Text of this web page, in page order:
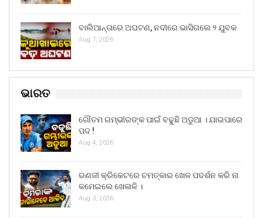
ବାଲିଆନ୍ତାରେ ଅଘଟଣ, ନଦୀରେ ଭାସିଗଲେ ୨ ଯୁବକ
Aug 7, 2026
ଭାରତ
ଗୌତମ ଗମ୍ଭୀରଙ୍କ ପାଇଁ ବଢୁଛି ଅଡୁଆ । ଯାଇପାରେ
ପଦ !
Aug 4, 2026
ରଣଜୀ କ୍ରିକେଟରେ ଚମତ୍କାର ଖେଳ ପଦର୍ଶନ କରି ନା
କମେଇଲେ ଖେଳାଳି ।
Aug 3, 2026